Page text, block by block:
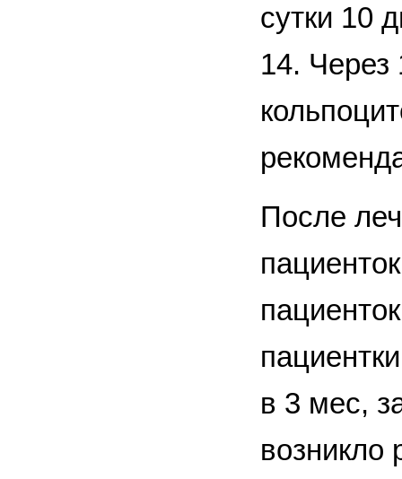
сутки 10
14. Через
После
в 3 мес,
возникло